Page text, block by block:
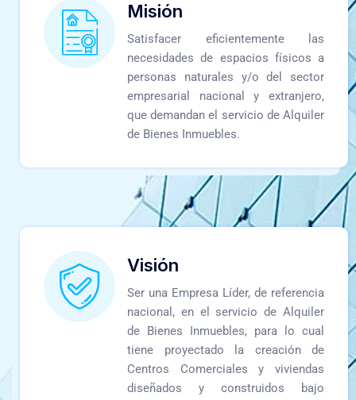
Misión
Satisfacer eficientemente las
necesidades de espacios físicos a
personas naturales y/o del sector
empresarial nacional y extranjero,
que demandan el servicio de Alquiler
de Bienes Inmuebles.
Visión
Ser una Empresa Líder, de referencia
nacional, en el servicio de Alquiler
de Bienes Inmuebles, para lo cual
tiene proyectado la creación de
Centros Comerciales y viviendas
diseñados y construidos bajo